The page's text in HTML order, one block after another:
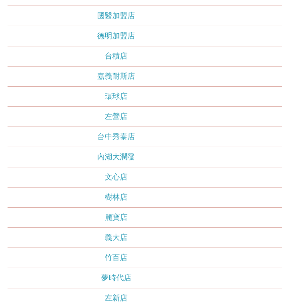
國醫加盟店
德明加盟店
台積店
嘉義耐斯店
環球店
左營店
台中秀泰店
內湖大潤發
文心店
樹林店
麗寶店
義大店
竹百店
夢時代店
左新店